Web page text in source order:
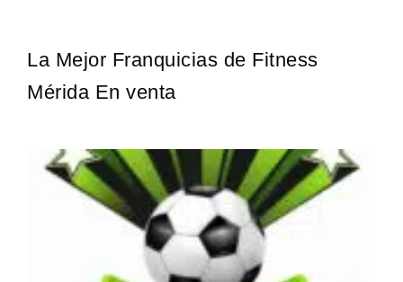
La Mejor Franquicias de Fitness
Mérida En venta